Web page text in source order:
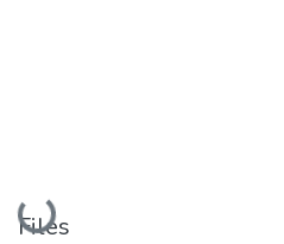
Loading...
Files